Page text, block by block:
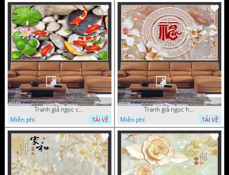
Tranh giả ngọc cá Koi
Miễn phí
TẢI VỀ
Tranh giả ngọc hoa cổ điển
Miễn phí
TẢI VỀ